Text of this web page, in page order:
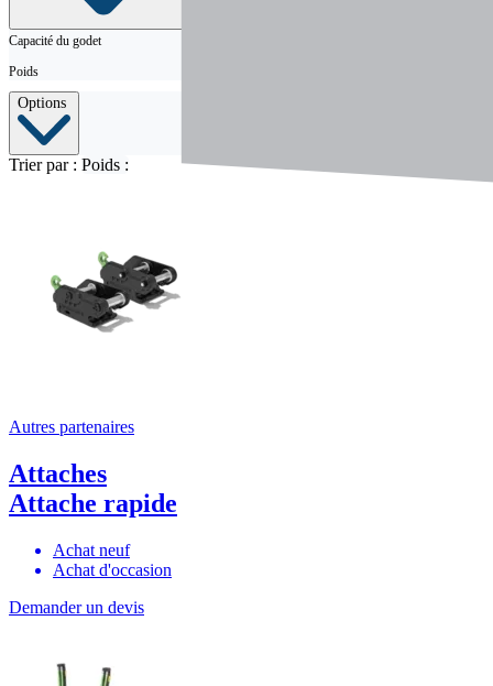
Capacité du godet
Poids
Options
Trier par : Poids :
Autres partenaires
Attaches
Attache rapide
Achat neuf
Achat d'occasion
Demander un devis